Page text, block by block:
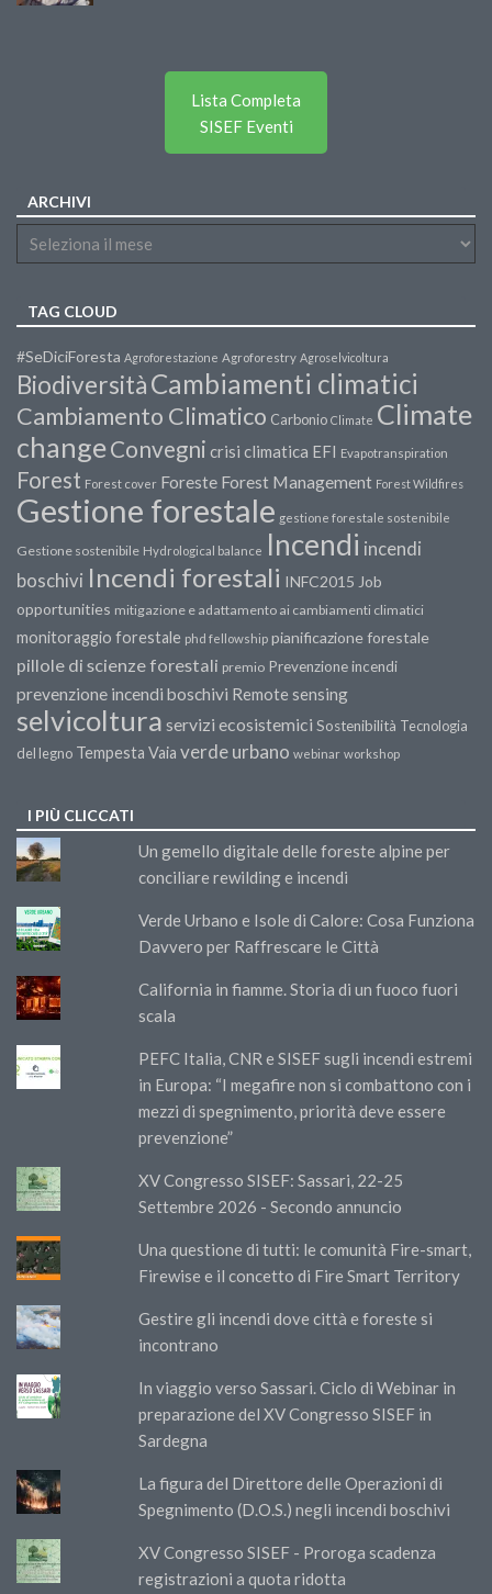
Lista Completa
SISEF Eventi
ARCHIVI
TAG CLOUD
#SeDiciForesta Agroforestazione Agroforestry Agroselvicoltura
BiodiversitàCambiamenti climatici
Cambiamento Climatico Carbonio Climate Climate
changeConvegni crisi climatica EFI Evapotranspiration
Forest Forest cover Foreste Forest Management Forest Wildfires
Gestione forestale gestione forestale sostenibile
Gestione sostenibile Hydrological balance Incendi incendi
boschivi Incendi forestali INFC2015 Job
opportunities mitigazione e adattamento ai cambiamenti climatici
monitoraggio forestale phd fellowship pianificazione forestale
pillole di scienze forestali premio Prevenzione incendi
prevenzione incendi boschivi Remote sensing
selvicoltura servizi ecosistemici Sostenibilità Tecnologia
del legno Tempesta Vaia verde urbano webinar workshop
I PIÙ CLICCATI
Un gemello digitale delle foreste alpine per
conciliare rewilding e incendi
Verde Urbano e Isole di Calore: Cosa Funziona
Davvero per Raffrescare le Città
California in fiamme. Storia di un fuoco fuori
scala
PEFC Italia, CNR e SISEF sugli incendi estremi
in Europa: “I megafire non si combattono con i
mezzi di spegnimento, priorità deve essere
prevenzione”
XV Congresso SISEF: Sassari, 22-25
Settembre 2026 - Secondo annuncio
Una questione di tutti: le comunità Fire-smart,
Firewise e il concetto di Fire Smart Territory
Gestire gli incendi dove città e foreste si
incontrano
In viaggio verso Sassari. Ciclo di Webinar in
preparazione del XV Congresso SISEF in
Sardegna
La figura del Direttore delle Operazioni di
Spegnimento (D.O.S.) negli incendi boschivi
XV Congresso SISEF - Proroga scadenza
registrazioni a quota ridotta